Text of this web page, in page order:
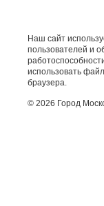
Наш сайт
пользователей и
использовать
браузера.
© 2026 Город